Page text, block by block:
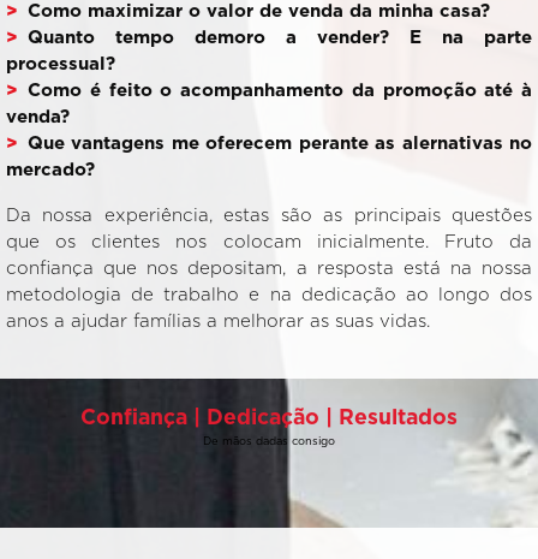
Como maximizar o valor de venda da minha casa?
Quanto tempo demoro a vender? E na parte
processual?
Como é feito o acompanhamento da promoção até à
venda?
Que vantagens me oferecem perante as alernativas no
mercado?
Da nossa experiência, estas são as principais questões
que os clientes nos colocam inicialmente. Fruto da
confiança que nos depositam, a resposta está na nossa
metodologia de trabalho e na dedicação ao longo dos
anos a ajudar famílias a melhorar as suas vidas.
Confiança | Dedicação | Resultados
De mãos dadas consigo